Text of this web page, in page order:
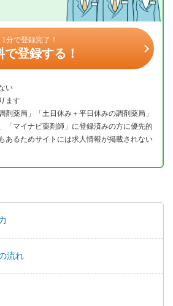
1分で登録完了！
で登録する！
い
ます
剤薬局」「土日休み＋平日休みの調剤薬局」
「マイナビ薬剤師」に登録済みの方に優先的
あるためサイトには求人情報が掲載されない
流れ